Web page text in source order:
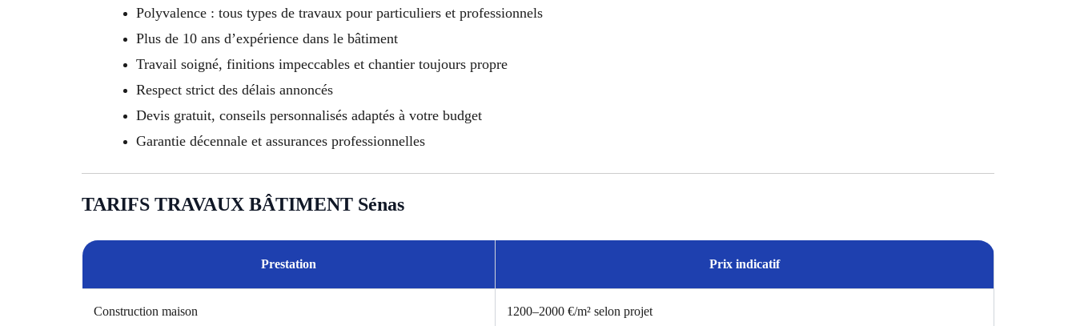
Polyvalence : tous types de travaux pour particuliers et professionnels
Plus de 10 ans d’expérience dans le bâtiment
Travail soigné, finitions impeccables et chantier toujours propre
Respect strict des délais annoncés
Devis gratuit, conseils personnalisés adaptés à votre budget
Garantie décennale et assurances professionnelles
TARIFS TRAVAUX BÂTIMENT Sénas
Prestation Prix indicatif
Construction maison 1200–2000 €/m² selon projet